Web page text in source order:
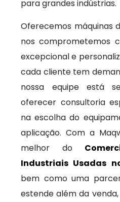
para grandes indústrias.
Oferecemos máquinas
nos comprometemos
excepcional e
cada cliente tem
nossa equipe está
oferecer consultoria
na escolha do
aplicação. Com a
melhor do
Industriais Usadas
bem como uma
estende além da